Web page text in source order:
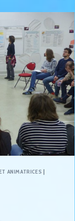
ANIMATRICES